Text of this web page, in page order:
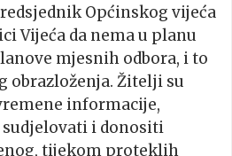
Općinskog vijeća
Vijeća da nema u planu
mjesnih odbora, i to
obrazloženja. Žitelji su
informacije,
i donositi
tijekom proteklih